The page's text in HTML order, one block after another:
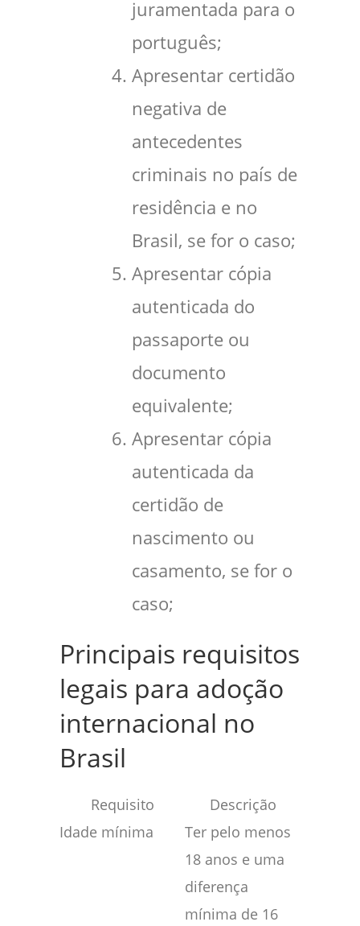
juramentada para o
português;
Apresentar certidão
negativa de
antecedentes
criminais no país de
residência e no
Brasil, se for o caso;
Apresentar cópia
autenticada do
passaporte ou
documento
equivalente;
Apresentar cópia
autenticada da
certidão de
nascimento ou
casamento, se for o
caso;
Principais requisitos
legais para adoção
internacional no
Brasil
Requisito
Descrição
Idade mínima
Ter pelo menos
18 anos e uma
diferença
mínima de 16